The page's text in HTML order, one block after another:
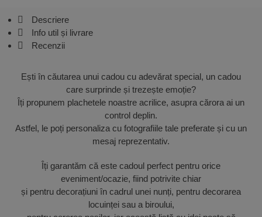
Descriere
Info util și livrare
Recenzii
Ești în căutarea unui cadou cu adevărat special, un cadou
care surprinde și trezește emoție?
Îți propunem plachetele noastre acrilice, asupra cărora ai un
control deplin.
Astfel, le poți personaliza cu fotografiile tale preferate și cu un
mesaj reprezentativ.
Îți garantăm că este cadoul perfect pentru orice
eveniment/ocazie, fiind potrivite chiar
și pentru decorațiuni în cadrul unei nunți, pentru decorarea
locuinței sau a biroului,